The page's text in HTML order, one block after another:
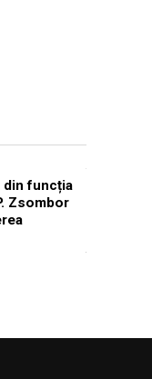
din funcția
Zsombor